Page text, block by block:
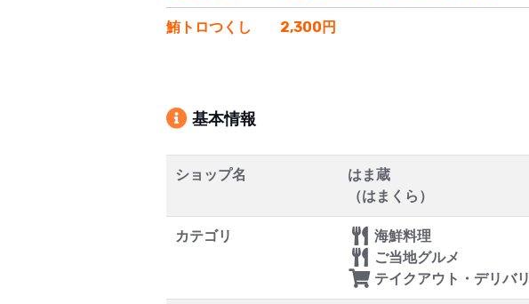
鮪トロつくし 2,300円
基本情報
ショップ名
はま蔵
（はまくら）
カテゴリ
海鮮料理
ご当地グルメ
テイクアウト・デリバリ